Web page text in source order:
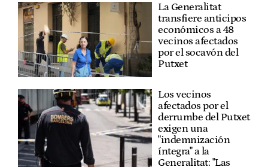
La Generalitat
transfiere anticipos
económicos a 48
vecinos afectados
por el socavón del
Putxet
Los vecinos
afectados por el
derrumbe del Putxet
exigen una
"indemnización
íntegra" a la
Generalitat: "Las